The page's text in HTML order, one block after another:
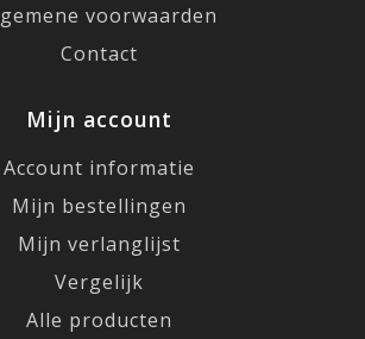
voorwaarden
Contact
Mijn account
Account informatie
Mijn bestellingen
Mijn verlanglijst
Vergelijk
Alle producten